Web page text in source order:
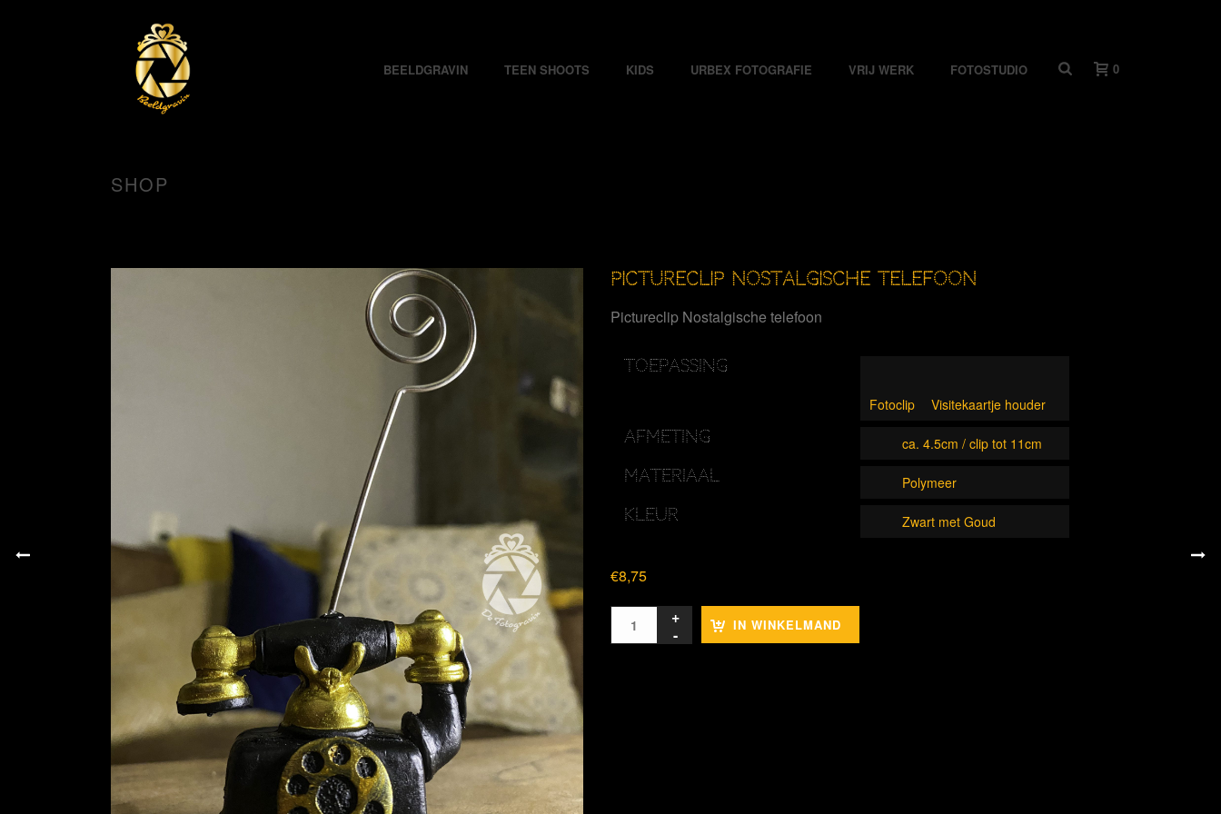
BEELDGRAVIN TEEN SHOOTS KIDS URBEX FOTOGRAFIE VRIJ WERK FOTOSTUDIO 0
SHOP
PICTURECLIP NOSTALGISCHE TELEFOON
Pictureclip Nostalgische telefoon
TOEPASSING
Fotoclip Visitekaartje houder
AFMETING ca. 4.5cm / clip tot 11cm
MATERIAAL Polymeer
KLEUR Zwart met Goud
€8,75
IN WINKELMAND